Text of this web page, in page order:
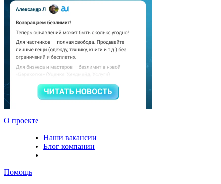
О проекте
Наши вакансии
Блог компании
Помощь